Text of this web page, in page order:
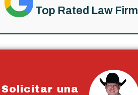
Top Rated Law Firm
Solicitar una